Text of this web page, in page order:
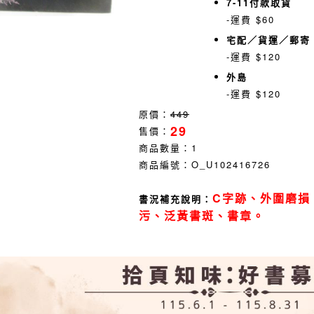
-運費 $60
宅配／貨運／郵寄
-運費 $120
外島
-運費 $120
原價： 449
售價： 29
商品數量： 1
商品編號： O_U102416726
書況補充說明： C字跡、外圍磨損
污、泛黃書斑、書章。